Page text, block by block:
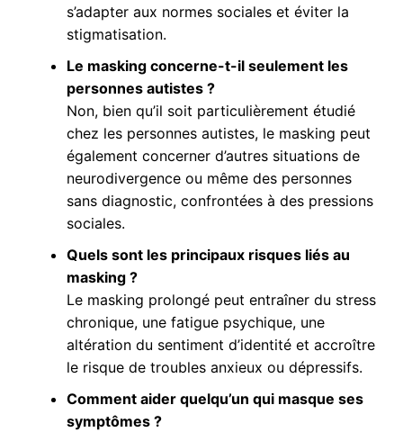
s’adapter aux normes sociales et éviter la
stigmatisation.
Le masking concerne-t-il seulement les
personnes autistes ?
Non, bien qu’il soit particulièrement étudié
chez les personnes autistes, le masking peut
également concerner d’autres situations de
neurodivergence ou même des personnes
sans diagnostic, confrontées à des pressions
sociales.
Quels sont les principaux risques liés au
masking ?
Le masking prolongé peut entraîner du stress
chronique, une fatigue psychique, une
altération du sentiment d’identité et accroître
le risque de troubles anxieux ou dépressifs.
Comment aider quelqu’un qui masque ses
symptômes ?